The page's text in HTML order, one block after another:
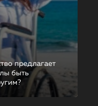
предлагает
быть